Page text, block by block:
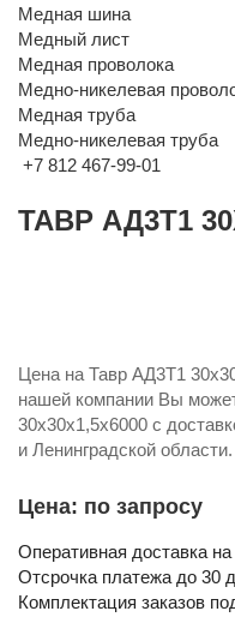
Медная шина
Медный лист
Медная проволока
Медно-никелевая
Медная труба
Медно-никелевая труба
+7 812 467-99-01
ТАВР АД3Т1
Цена на Тавр АД3Т1
нашей компании Вы
30х30х1,5х6000 с
и Ленинградской области.
Цена: по запросу
Оперативная доставка
Отсрочка платежа до 30
Комплектация заказов